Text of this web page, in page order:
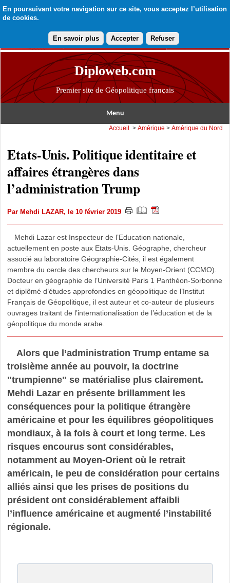
En poursuivant votre navigation sur ce site, vous acceptez l’utilisation
de cookies.
En savoir plus Accepter Refuser
Diploweb.com
Premier site de Géopolitique français
Menu
Accueil >Amérique >Amérique du Nord
Etats-Unis. Politique identitaire et
affaires étrangères dans
l’administration Trump
Par Mehdi LAZAR, le 10 février 2019
Mehdi Lazar est Inspecteur de l’Education nationale,
actuellement en poste aux Etats-Unis. Géographe, chercheur
associé au laboratoire Géographie-Cités, il est également
membre du cercle des chercheurs sur le Moyen-Orient (CCMO).
Docteur en géographie de l’Université Paris 1 Panthéon-Sorbonne
et diplômé d’études approfondies en géopolitique de l’Institut
Français de Géopolitique, il est auteur et co-auteur de plusieurs
ouvrages traitant de l’internationalisation de l’éducation et de la
géopolitique du monde arabe.
Alors que l’administration Trump entame sa
troisième année au pouvoir, la doctrine
"trumpienne" se matérialise plus clairement.
Mehdi Lazar en présente brillamment les
conséquences pour la politique étrangère
américaine et pour les équilibres géopolitiques
mondiaux, à la fois à court et long terme. Les
risques encourus sont considérables,
notamment au Moyen-Orient où le retrait
américain, le peu de considération pour certains
alliés ainsi que les prises de positions du
président ont considérablement affaibli
l’influence américaine et augmenté l’instabilité
régionale.